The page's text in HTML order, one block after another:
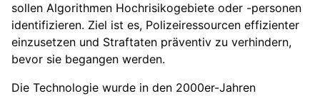
sollen Algorithmen Hochrisikogebiete oder -personen
identifizieren. Ziel ist es, Polizeiressourcen effizienter
einzusetzen und Straftaten präventiv zu verhindern,
bevor sie begangen werden.
Die Technologie wurde in den 2000er-Jahren